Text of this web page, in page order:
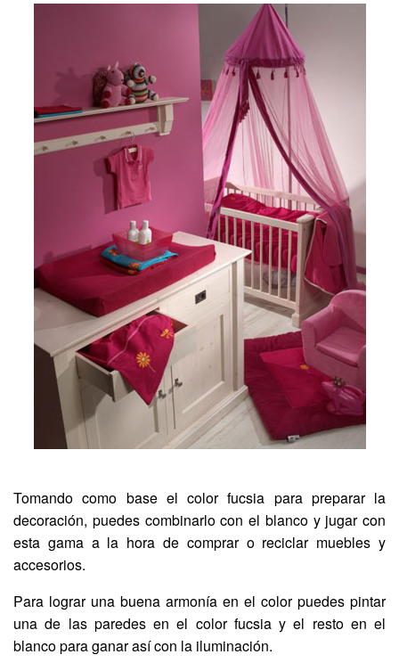
Tomando como base el color fucsia para preparar la
decoración, puedes combinarlo con el blanco y jugar con
esta gama a la hora de comprar o reciclar muebles y
accesorios.
Para lograr una buena armonía en el color puedes pintar
una de las paredes en el color fucsia y el resto en el
blanco para ganar así con la iluminación.